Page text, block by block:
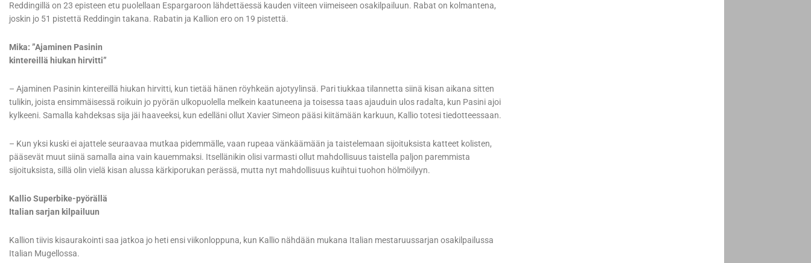
Reddingillä on 23 episteen etu puolellaan Espargaroon lähdettäessä kauden viiteen viimeiseen osakilpailuun. Rabat on kolmantena,
joskin jo 51 pistettä Reddingin takana. Rabatin ja Kallion ero on 19 pistettä.
Mika: ”Ajaminen Pasinin
kintereillä hiukan hirvitti”
– Ajaminen Pasinin kintereillä hiukan hirvitti, kun tietää hänen röyhkeän ajotyylinsä. Pari tiukkaa tilannetta siinä kisan aikana sitten
tulikin, joista ensimmäisessä roikuin jo pyörän ulkopuolella melkein kaatuneena ja toisessa taas ajauduin ulos radalta, kun Pasini ajoi
kylkeeni. Samalla kahdeksas sija jäi haaveeksi, kun edelläni ollut Xavier Simeon pääsi kiitämään karkuun, Kallio totesi tiedotteessaan.
– Kun yksi kuski ei ajattele seuraavaa mutkaa pidemmälle, vaan rupeaa vänkäämään ja taistelemaan sijoituksista katteet kolisten,
pääsevät muut siinä samalla aina vain kauemmaksi. Itsellänikin olisi varmasti ollut mahdollisuus taistella paljon paremmista
sijoituksista, sillä olin vielä kisan alussa kärkiporukan perässä, mutta nyt mahdollisuus kuihtui tuohon hölmöilyyn.
Kallio Superbike-pyörällä
Italian sarjan kilpailuun
Kallion tiivis kisaurakointi saa jatkoa jo heti ensi viikonloppuna, kun Kallio nähdään mukana Italian mestaruussarjan osakilpailussa
Italian Mugellossa.